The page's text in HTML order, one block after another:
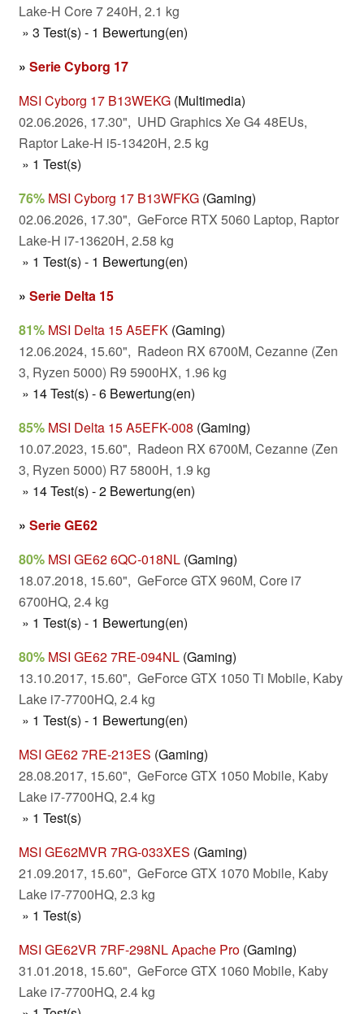
Lake-H Core 7 240H, 2.1 kg
» 3 Test(s) - 1 Bewertung(en)
» Serie Cyborg 17
MSI Cyborg 17 B13WEKG (Multimedia)
02.06.2026, 17.30", UHD Graphics Xe G4 48EUs,
Raptor Lake-H i5-13420H, 2.5 kg
» 1 Test(s)
76% MSI Cyborg 17 B13WFKG (Gaming)
02.06.2026, 17.30", GeForce RTX 5060 Laptop, Raptor
Lake-H i7-13620H, 2.58 kg
» 1 Test(s) - 1 Bewertung(en)
» Serie Delta 15
81% MSI Delta 15 A5EFK (Gaming)
12.06.2024, 15.60", Radeon RX 6700M, Cezanne (Zen
3, Ryzen 5000) R9 5900HX, 1.96 kg
» 14 Test(s) - 6 Bewertung(en)
85% MSI Delta 15 A5EFK-008 (Gaming)
10.07.2023, 15.60", Radeon RX 6700M, Cezanne (Zen
3, Ryzen 5000) R7 5800H, 1.9 kg
» 14 Test(s) - 2 Bewertung(en)
» Serie GE62
80% MSI GE62 6QC-018NL (Gaming)
18.07.2018, 15.60", GeForce GTX 960M, Core i7
6700HQ, 2.4 kg
» 1 Test(s) - 1 Bewertung(en)
80% MSI GE62 7RE-094NL (Gaming)
13.10.2017, 15.60", GeForce GTX 1050 Ti Mobile, Kaby
Lake i7-7700HQ, 2.4 kg
» 1 Test(s) - 1 Bewertung(en)
MSI GE62 7RE-213ES (Gaming)
28.08.2017, 15.60", GeForce GTX 1050 Mobile, Kaby
Lake i7-7700HQ, 2.4 kg
» 1 Test(s)
MSI GE62MVR 7RG-033XES (Gaming)
21.09.2017, 15.60", GeForce GTX 1070 Mobile, Kaby
Lake i7-7700HQ, 2.3 kg
» 1 Test(s)
MSI GE62VR 7RF-298NL Apache Pro (Gaming)
31.01.2018, 15.60", GeForce GTX 1060 Mobile, Kaby
Lake i7-7700HQ, 2.4 kg